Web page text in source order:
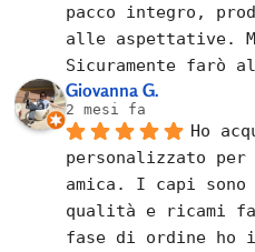
pacco integro,
alle aspettative.
Sicuramente farò
Giovanna G.
2 mesi fa
Ho
personalizzato per
amica. I capi
qualità e ricami
fase di ordine ho